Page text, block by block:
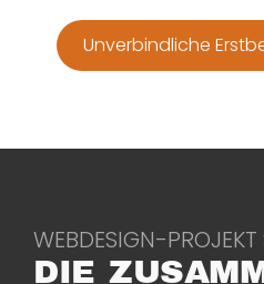
Unverbindliche
WEBDESIGN-PROJEKT
DIE